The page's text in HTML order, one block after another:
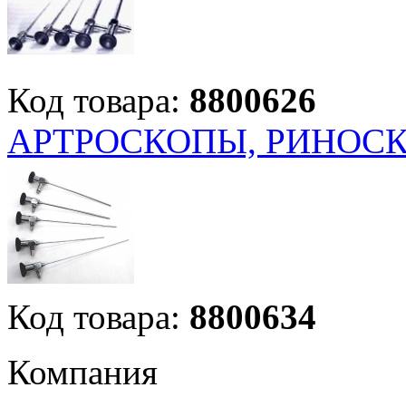
Код товара: 8800626
АРТРОСКОПЫ,
Код товара: 8800634
Компания